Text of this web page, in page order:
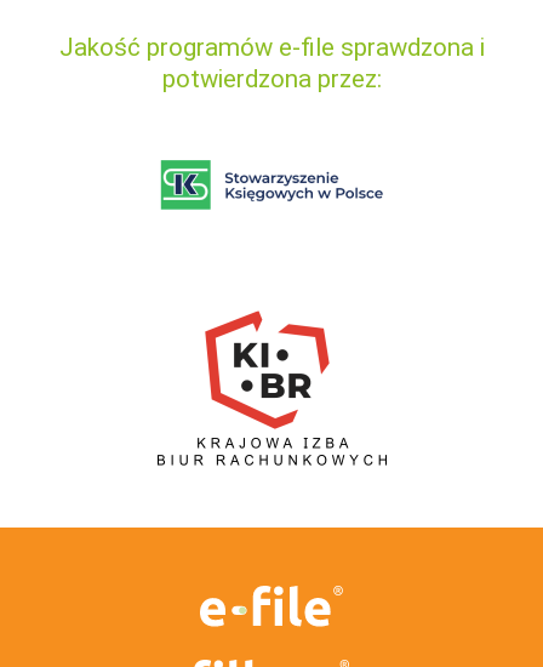
Jakość programów e-file sprawdzona i
potwierdzona przez: